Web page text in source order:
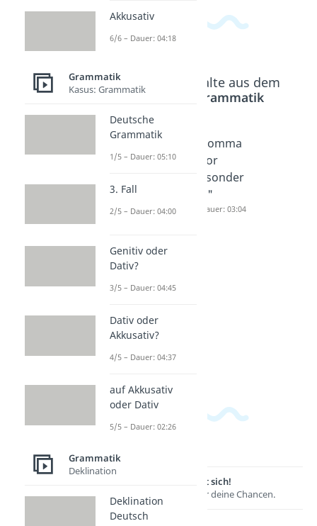
Beliebte Inhalte aus dem
Grammatik
Komma
vor
Dauer: 03:39
Komma
vor
Komma
vor
"sonder
n"
Dauer: 03:04
Lernen lohnt sich!
Entdecke hier deine Chancen.
Akkusativ
6/6 – Dauer: 04:18
Grammatik
Kasus: Grammatik
Deutsche
Grammatik
1/5 – Dauer: 05:10
3. Fall
2/5 – Dauer: 04:00
Genitiv oder
Dativ?
3/5 – Dauer: 04:45
Dativ oder
Akkusativ?
4/5 – Dauer: 04:37
auf Akkusativ
oder Dativ
5/5 – Dauer: 02:26
Grammatik
Deklination
Deklination
Deutsch